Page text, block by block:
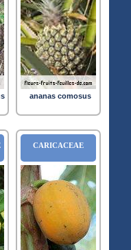
ananas comosus
CARICACEAE